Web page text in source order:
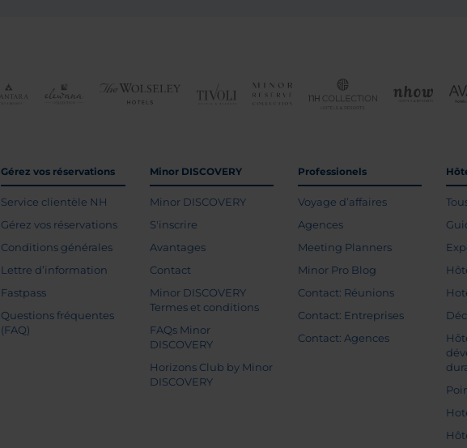
Gérez vos réservations
Service clientèle NH
Gérez vos réservations
Conditions générales
Lettre d’information
Fastpass
Questions fréquentes
(FAQ)
Minor DISCOVERY
Minor DISCOVERY
S'inscrire
Avantages
Contact
Minor DISCOVERY
Termes et conditions
FAQs Minor
DISCOVERY
Horizons Club by Minor
DISCOVERY
Professionels
Voyage d’affaires
Agences
Meeting Planners
Minor Pro Blog
Contact: Réunions
Contact: Entreprises
Contact: Agences